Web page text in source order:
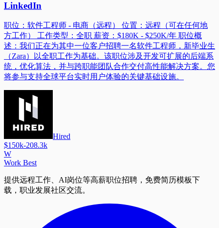
LinkedIn
职位：软件工程师 - 电商（远程） 位置：远程（可在任何地
方工作） 工作类型：全职 薪资：$180K - $250K/年 职位概
述：我们正在为其中一位客户招聘一名软件工程师，新毕业生
（Zara）以全职工作为基础。该职位涉及开发可扩展的后端系
统，优化算法，并与跨职能团队合作交付高性能解决方案。您
将参与支持全球平台实时用户体验的关键基础设施。
Hired
$150k-208.3k
W
Work Best
提供远程工作、AI岗位等高薪职位招聘，免费简历模板下
载，职业发展社区交流。